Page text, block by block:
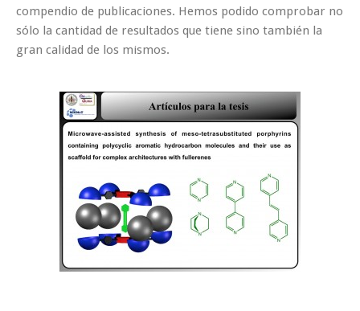
compendio de publicaciones. Hemos podido comprobar no
sólo la cantidad de resultados que tiene sino también la
gran calidad de los mismos.